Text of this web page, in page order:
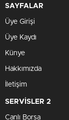
SAYFALAR
Üye Girişi
Üye Kaydı
Künye
Hakkımızda
İletişim
SERVİSLER 2
Canlı Borsa